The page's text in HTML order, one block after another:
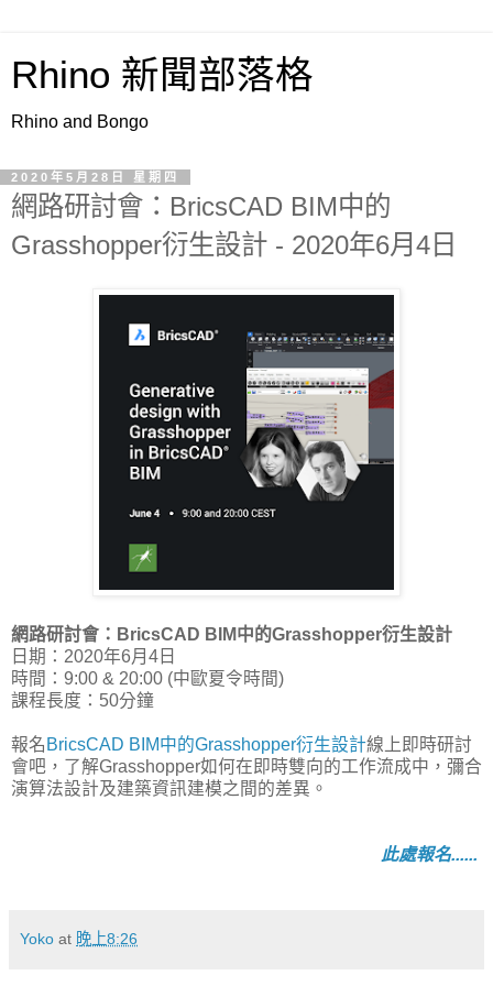
Rhino 新聞部落格
Rhino and Bongo
2020年5月28日 星期四
網路研討會：BricsCAD BIM中的
Grasshopper衍生設計 - 2020年6月4日
網路研討會：BricsCAD BIM中的Grasshopper衍生設計
日期：2020年6月4日
時間：9:00 & 20:00 (中歐夏令時間)
課程長度：50分鐘
報名 BricsCAD BIM中的Grasshopper衍生設計線上即時研討
會吧，了解Grasshopper如何在即時雙向的工作流成中，彌合
演算法設計及建築資訊建模之間的差異。
此處報名......
Yoko at 晚上8:26